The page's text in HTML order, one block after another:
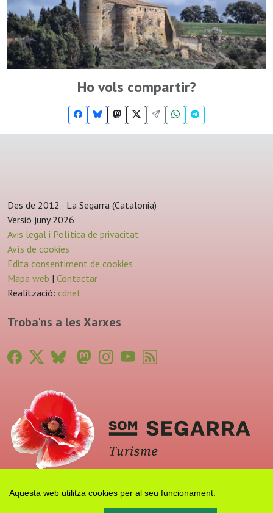
Aquesta web utilitza cookies per al seu funcionament.
Ho vols compartir?
Des de 2012 · La Segarra (Catalonia)
Versió juny 2026
Avis legal i Política de privacitat
Avís de cookies
Edita consentiment de cookies
Mapa web | Contactar
Realització: cdnet
Troba'ns a les Xarxes